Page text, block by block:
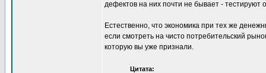
дефектов на них почти не бывает - тестируют
Естественно, что экономика при тех же
если смотреть на чисто потребительский
которую вы уже признали.
Цитата: